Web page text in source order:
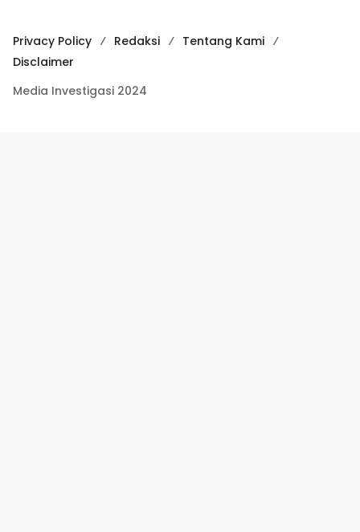
Privacy Policy Redaksi
Tentang Kami
Disclaimer
Media Investigasi 2024